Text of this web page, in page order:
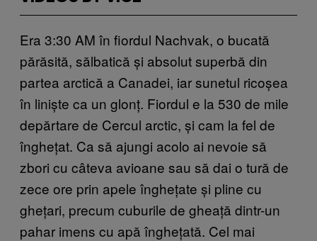
Era 3:30 AM în fiordul Nachvak, o bucată
părăsită, sălbatică și absolut superbă din
partea arctică a Canadei, iar sunetul ricoșea
în liniște ca un glonț. Fiordul e la 530 de mile
depărtare de Cercul arctic, și cam la fel de
înghețat. Ca să ajungi acolo ai nevoie să
zbori cu câteva avioane sau să dai o tură de
zece ore prin apele înghețate și pline cu
ghețari, precum cuburile de gheață dintr-un
pahar imens cu apă înghețată. Cel mai